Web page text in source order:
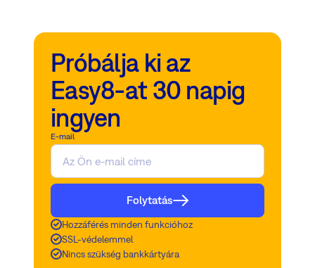
Próbálja ki az
Easy8-at 30 napig
ingyen
E-mail
Folytatás
Hozzáférés minden funkcióhoz
SSL-védelemmel
Nincs szükség bankkártyára